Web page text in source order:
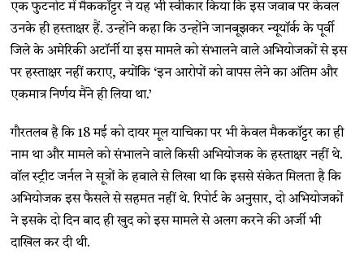
एक फुटनोट में मैककॉट्टर ने यह भी स्वीकार किया कि इस जवाब पर केवल
उनके ही हस्ताक्षर हैं. उन्होंने कहा कि उन्होंने जानबूझकर न्यूयॉर्क के पूर्वी
जिले के अमेरिकी अटॉर्नी या इस मामले को संभालने वाले अभियोजकों से इस
पर हस्ताक्षर नहीं कराए, क्योंकि ‘इन आरोपों को वापस लेने का अंतिम और
एकमात्र निर्णय मैंने ही लिया था.’
गौरतलब है कि 18 मई को दायर मूल याचिका पर भी केवल मैककॉट्टर का ही
नाम था और मामले को संभालने वाले किसी अभियोजक के हस्ताक्षर नहीं थे.
वॉल स्ट्रीट जर्नल ने सूत्रों के हवाले से लिखा था कि इससे संकेत मिलता है कि
अभियोजक इस फैसले से सहमत नहीं थे. रिपोर्ट के अनुसार, दो अभियोजकों
ने इसके दो दिन बाद ही खुद को इस मामले से अलग करने की अर्जी भी
दाखिल कर दी थी.